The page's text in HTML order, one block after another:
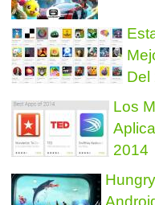
Del
Los
2014